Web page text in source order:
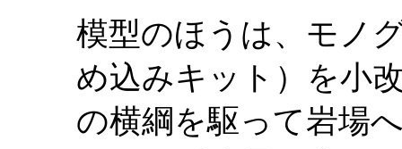
模型のほうは、モノ
め込みキット）を小
の横綱を駆って岩場